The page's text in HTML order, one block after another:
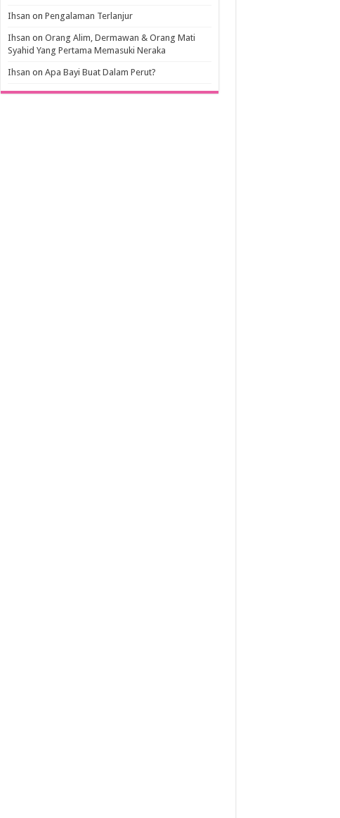
Ihsan on Pengalaman Terlanjur
Ihsan on Orang Alim, Dermawan & Orang Mati
Syahid Yang Pertama Memasuki Neraka
Ihsan on Apa Bayi Buat Dalam Perut?